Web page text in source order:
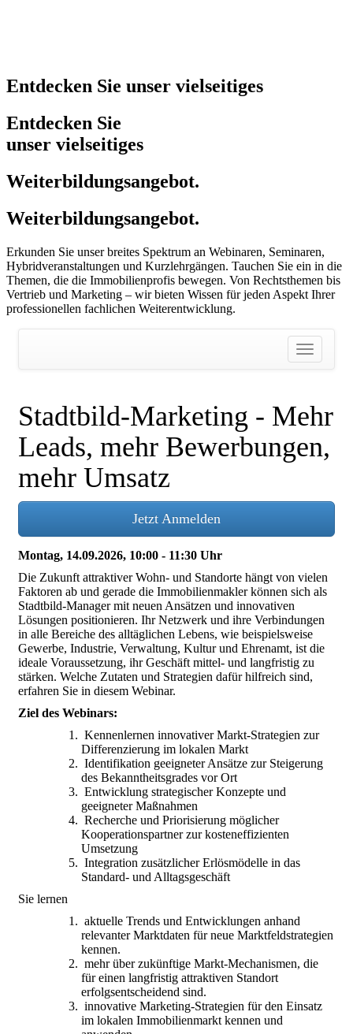
Entdecken Sie unser vielseitiges
Entdecken Sie
unser vielseitiges
Weiterbildungsangebot.
Weiterbildungsangebot.
Erkunden Sie unser breites Spektrum an Webinaren, Seminaren,
Hybridveranstaltungen und Kurzlehrgängen. Tauchen Sie ein in die
Themen, die die Immobilienprofis bewegen. Von Rechtsthemen bis
Vertrieb und Marketing – wir bieten Wissen für jeden Aspekt Ihrer
professionellen fachlichen Weiterentwicklung.
Stadtbild-Marketing - Mehr
Leads, mehr Bewerbungen,
mehr Umsatz
Jetzt Anmelden
Montag, 14.09.2026, 10:00 - 11:30 Uhr
Die Zukunft attraktiver Wohn- und Standorte hängt von vielen
Faktoren ab und gerade die Immobilienmakler können sich als
Stadtbild-Manager mit neuen Ansätzen und innovativen
Lösungen positionieren. Ihr Netzwerk und ihre Verbindungen
in alle Bereiche des alltäglichen Lebens, wie beispielsweise
Gewerbe, Industrie, Verwaltung, Kultur und Ehrenamt, ist die
ideale Voraussetzung, ihr Geschäft mittel- und langfristig zu
stärken. Welche Zutaten und Strategien dafür hilfreich sind,
erfahren Sie in diesem Webinar.
Ziel des Webinars:
Kennenlernen innovativer Markt-Strategien zur
Differenzierung im lokalen Markt
Identifikation geeigneter Ansätze zur Steigerung
des Bekanntheitsgrades vor Ort
Entwicklung strategischer Konzepte und
geeigneter Maßnahmen
Recherche und Priorisierung möglicher
Kooperationspartner zur kosteneffizienten
Umsetzung
Integration zusätzlicher Erlösmödelle in das
Standard- und Alltagsgeschäft
Sie lernen
aktuelle Trends und Entwicklungen anhand
relevanter Marktdaten für neue Marktfeldstrategien
kennen.
mehr über zukünftige Markt-Mechanismen, die
für einen langfristig attraktiven Standort
erfolgsentscheidend sind.
innovative Marketing-Strategien für den Einsatz
im lokalen Immobilienmarkt kennen und